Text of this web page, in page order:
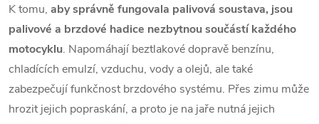
K tomu, aby správně fungovala palivová soustava, jsou
palivové a brzdové hadice nezbytnou součástí každého
motocyklu. Napomáhají beztlakové dopravě benzínu,
chladících emulzí, vzduchu, vody a olejů, ale také
zabezpečují funkčnost brzdového systému. Přes zimu může
hrozit jejich popraskání, a proto je na jaře nutná jejich